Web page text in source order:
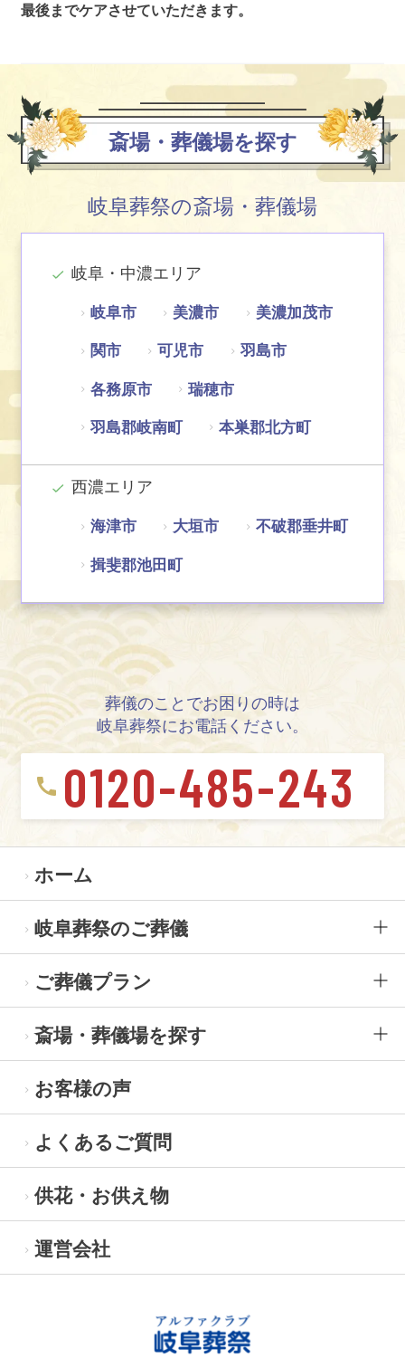
最後までケアさせていただきます。
斎場・葬儀場を探す
岐阜葬祭の斎場・葬儀場
岐阜・中濃エリア
岐阜市 美濃市 美濃加茂市
関市 可児市 羽島市
各務原市 瑞穂市
羽島郡岐南町 本巣郡北方町
西濃エリア
海津市 大垣市 不破郡垂井町
揖斐郡池田町
葬儀のことでお困りの時は
岐阜葬祭にお電話ください。
0120-485-243
ホーム
岐阜葬祭のご葬儀
ご葬儀プラン
斎場・葬儀場を探す
お客様の声
よくあるご質問
供花・お供え物
運営会社